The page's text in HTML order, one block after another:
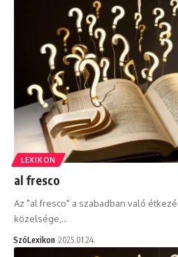
LEXIKON
al fresco
Az "al fresco" a szabadban való
közelsége,…
SzóLexikon 2025.01.24.